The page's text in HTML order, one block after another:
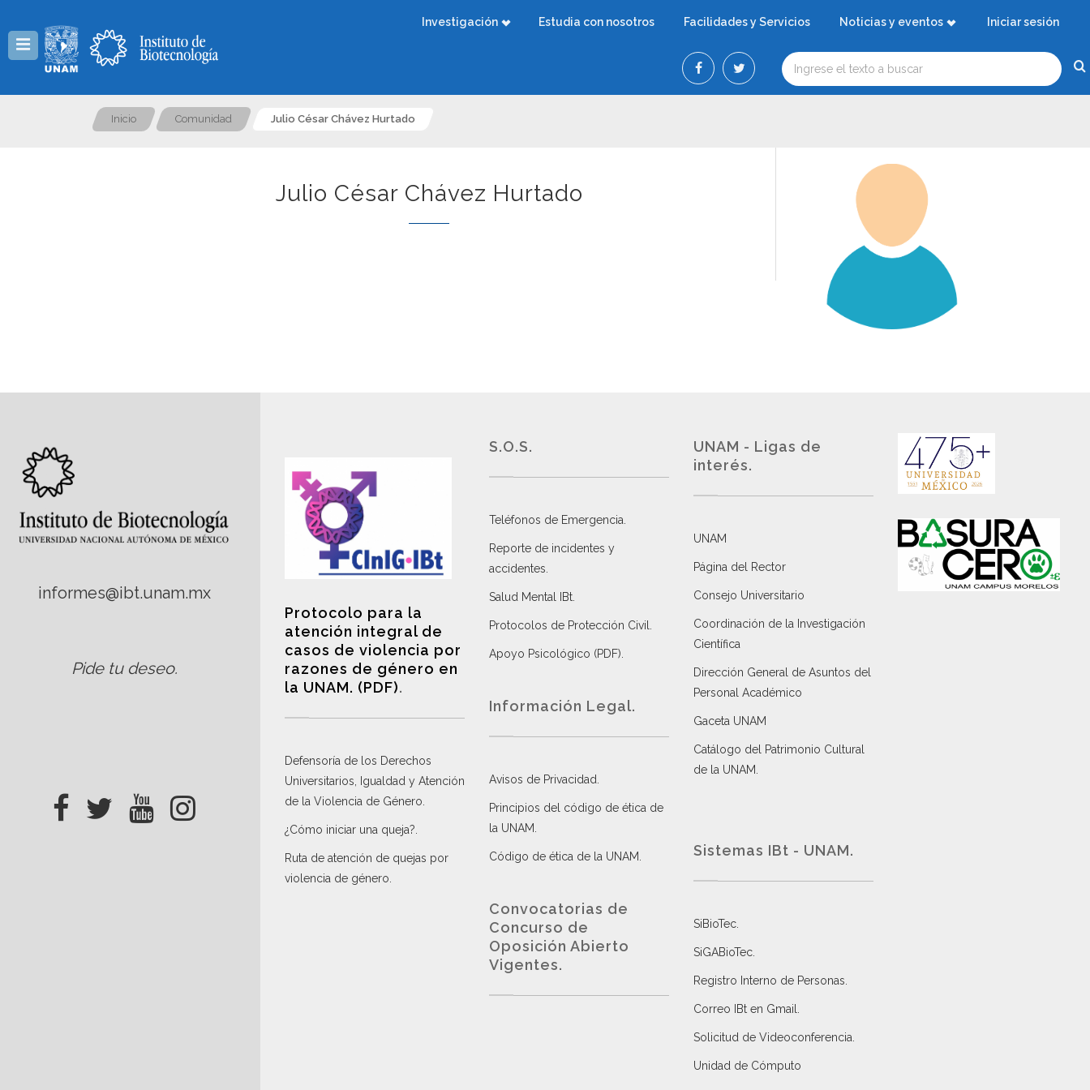
Investigación Estudia con nosotros Facilidades y Servicios Noticias y eventos Iniciar sesión
Inicio Comunidad Julio César Chávez Hurtado
Julio César Chávez Hurtado
informes@ibt.unam.mx
Pide tu deseo.
Protocolo para la
atención integral de
casos de violencia por
razones de género en
la UNAM. (PDF).
Defensoría de los Derechos
Universitarios, Igualdad y Atención
de la Violencia de Género
¿Cómo iniciar una queja?
Ruta de atención de quejas por
violencia de género
S.O.S.
Teléfonos de Emergencia.
Reporte de incidentes y
accidentes
Salud Mental IBt
Protocolos de Protección Civil
Apoyo Psicológico (PDF)
Información Legal.
Avisos de Privacidad
Principios del código de ética de
la UNAM
Código de ética de la UNAM
Convocatorias de
Concurso de
Oposición Abierto
Vigentes.
UNAM - Ligas de
interés.
UNAM
Página del Rector
Consejo Universitario
Coordinación de la Investigación
Científica
Dirección General de Asuntos del
Personal Académico
Gaceta UNAM
Catálogo del Patrimonio Cultural
de la UNAM.
Sistemas IBt - UNAM.
SiBioTec
SiGABioTec.
Registro Interno de Personas
Correo IBt en Gmail
Solicitud de Videoconferencia.
Unidad de Cómputo